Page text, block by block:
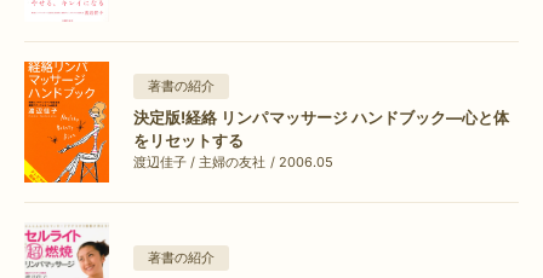
著書の紹介
決定版!経絡 リンパマッサージ ハンドブック―心と体
をリセットする
渡辺佳子 / 主婦の友社 / 2006.05
著書の紹介